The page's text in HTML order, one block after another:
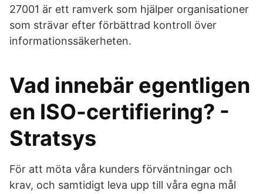
27001 är ett ramverk som hjälper organisationer
som strävar efter förbättrad kontroll över
informationssäkerheten.
Vad innebär egentligen
en ISO-certifiering? -
Stratsys
För att möta våra kunders förväntningar och
krav, och samtidigt leva upp till våra egna mål